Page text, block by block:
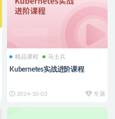
精品课程 马士兵
Kubernetes实战进阶课程
2024-10-03 专属